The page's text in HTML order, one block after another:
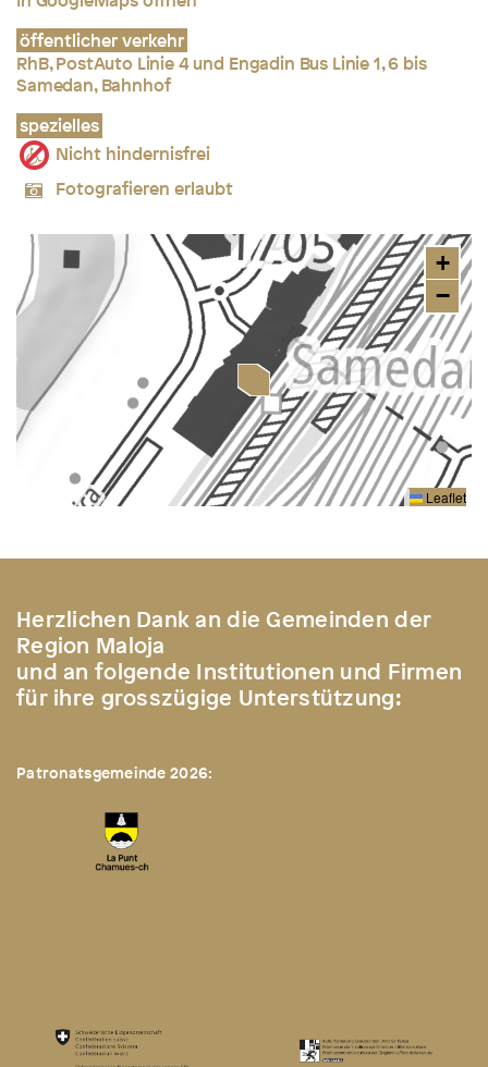
öffentlicher verkehr
RhB, PostAuto Linie 4 und Engadin Bus Linie 1, 6 bis
Samedan, Bahnhof
spezielles
Nicht hindernisfrei
Fotografieren erlaubt
+
−
Leaflet
Herzlichen Dank an die Gemeinden der
Region Maloja
und an folgende Institutionen und Firmen
für ihre grosszügige Unterstützung:
Patronatsgemeinde 2026: